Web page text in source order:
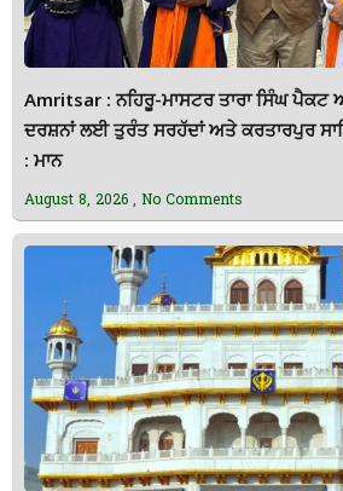
Amritsar : ਨਹਿਰੂ-ਮਾਸਟਰ ਤਾਰਾ ਸਿੰਘ ਪੈਕਟ
ਦਰਸ਼ਨਾਂ ਲਈ ਤੁਰੰਤ ਸਰਹੱਦਾਂ ਅਤੇ ਕਰਤਾਰਪੁਰ
: ਮਾਨ
August 8, 2026 No Comments